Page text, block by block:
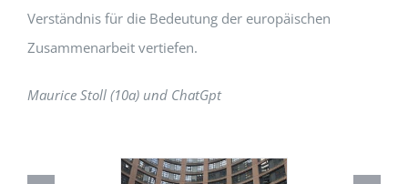
Verständnis für die Bedeutung der europäischen
Zusammenarbeit vertiefen.
Maurice Stoll (10a) und ChatGpt